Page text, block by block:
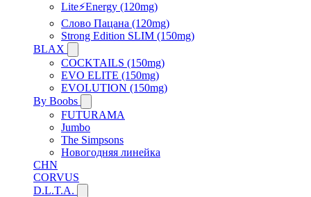
Lite⚡Energy (120mg)
Слово Пацана (120mg)
Strong Edition SLIM (150mg)
BLAX
COCKTAILS (150mg)
EVO ELITE (150mg)
EVOLUTION (150mg)
By Boobs
FUTURAMA
Jumbo
The Simpsons
Новогодняя линейка
CHN
CORVUS
D.L.T.A.